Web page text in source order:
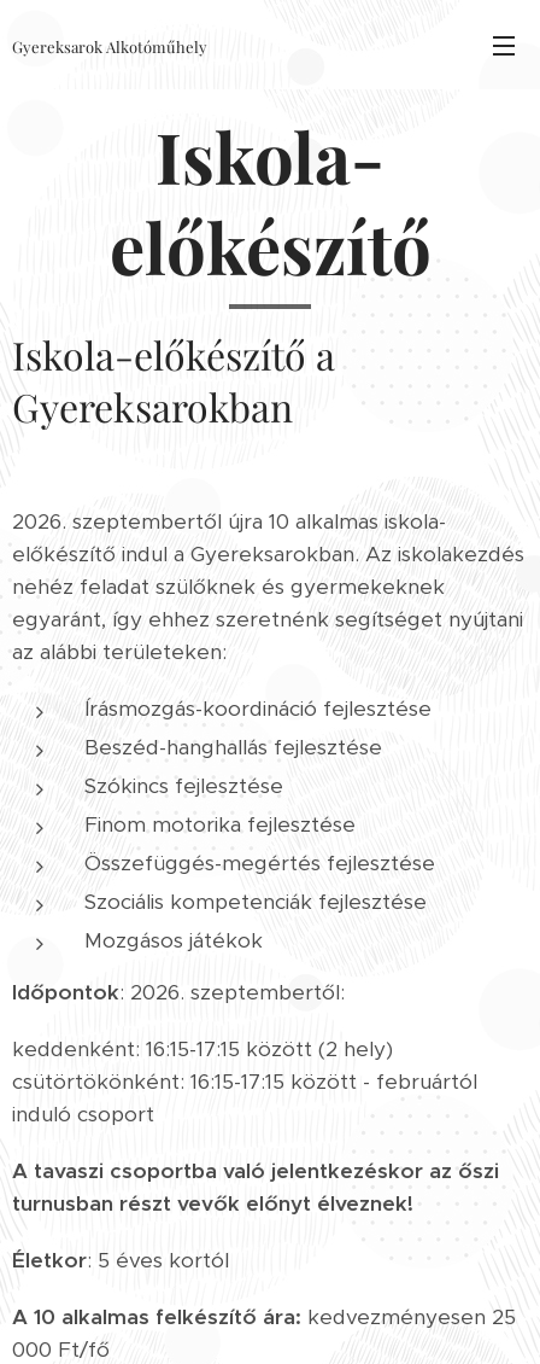
Gyereksarok Alkotóműhely
Iskola-
előkészítő
Iskola-előkészítő a
Gyereksarokban
2026. szeptembertől újra 10 alkalmas iskola-
előkészítő indul a Gyereksarokban. Az iskolakezdés
nehéz feladat szülőknek és gyermekeknek
egyaránt, így ehhez szeretnénk segítséget nyújtani
az alábbi területeken:
Írásmozgás-koordináció fejlesztése
Beszéd-hanghallás fejlesztése
Szókincs fejlesztése
Finom motorika fejlesztése
Összefüggés-megértés fejlesztése
Szociális kompetenciák fejlesztése
Mozgásos játékok
Időpontok: 2026. szeptembertől:
keddenként: 16:15-17:15 között (2 hely)
csütörtökönként: 16:15-17:15 között - februártól
induló csoport
A tavaszi csoportba való jelentkezéskor az őszi
turnusban részt vevők előnyt élveznek!
Életkor: 5 éves kortól
A 10 alkalmas felkészítő ára: kedvezményesen 25
000 Ft/fő